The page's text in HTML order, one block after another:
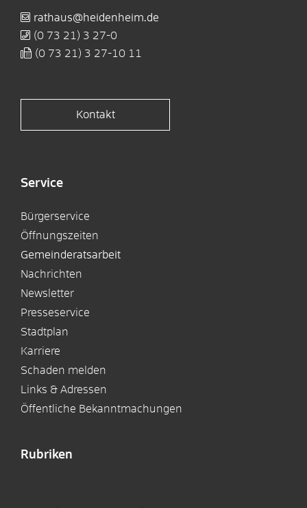
rathaus@heidenheim.de
(0 73 21) 3 27-0
(0 73 21) 3 27-10 11
Kontakt
Service
Bürgerservice
Öffnungszeiten
Gemeinderatsarbeit
Nachrichten
Newsletter
Presseservice
Stadtplan
Karriere
Schaden melden
Links & Adressen
Öffentliche Bekanntmachungen
Rubriken